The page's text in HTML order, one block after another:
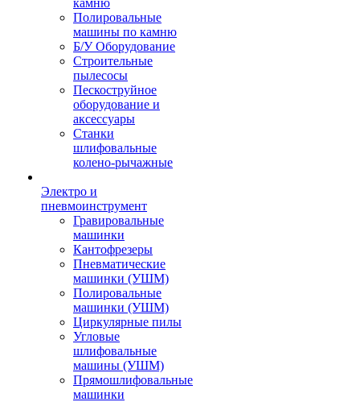
камню
Полировальные
машины по камню
Б/У Оборудование
Строительные
пылесосы
Пескоструйное
оборудование и
аксессуары
Станки
шлифовальные
колено-рычажные
Электро и
пневмоинструмент
Гравировальные
машинки
Кантофрезеры
Пневматические
машинки (УШМ)
Полировальные
машинки (УШМ)
Циркулярные пилы
Угловые
шлифовальные
машины (УШМ)
Прямошлифовальные
машинки